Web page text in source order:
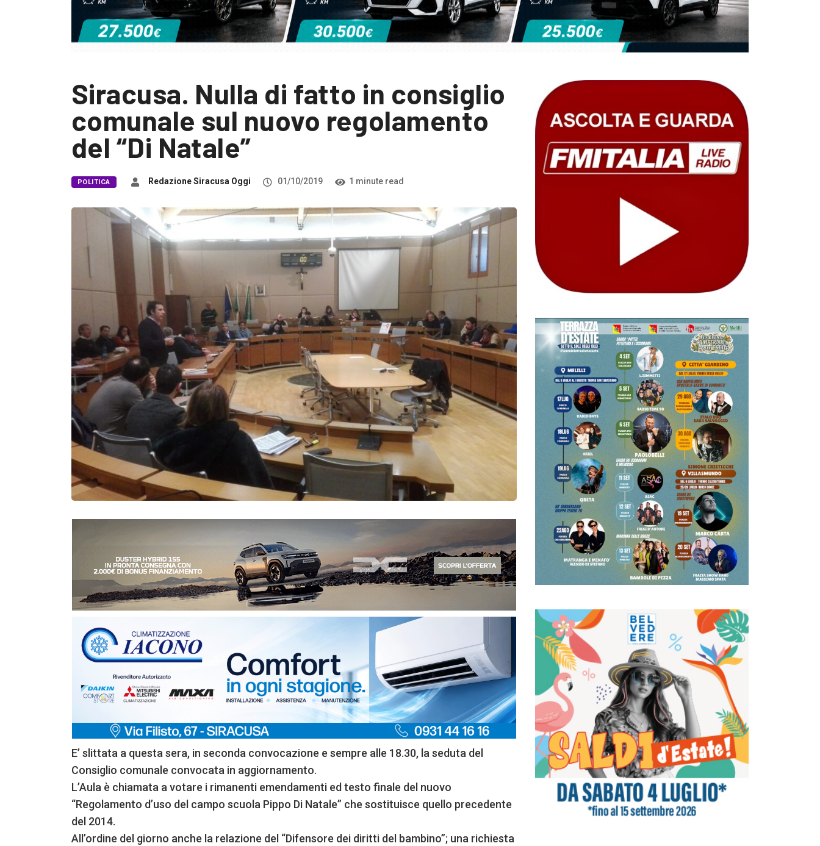
Siracusa. Nulla di fatto in consiglio
comunale sul nuovo regolamento
del “Di Natale”
POLITICA Redazione Siracusa Oggi 01/10/2019 1 minute read
E’ slittata a questa sera, in seconda convocazione e sempre alle 18.30, la seduta del
Consiglio comunale convocata in aggiornamento.
L’Aula è chiamata a votare i rimanenti emendamenti ed testo finale del nuovo
“Regolamento d’uso del campo scuola Pippo Di Natale” che sostituisce quello precedente
del 2014.
All’ordine del giorno anche la relazione del “Difensore dei diritti del bambino”; una richiesta